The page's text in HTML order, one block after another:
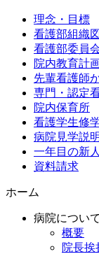
理念・目標
看護部組織図
看護部委員
院内教育計
先輩看護師
専門・認定
院内保育所
看護学生修
病院見学説
一年目の新
資料請求
ホーム
病院について
概要
院長挨